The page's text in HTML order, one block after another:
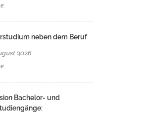
neben dem Beruf
2026
Bachelor- und